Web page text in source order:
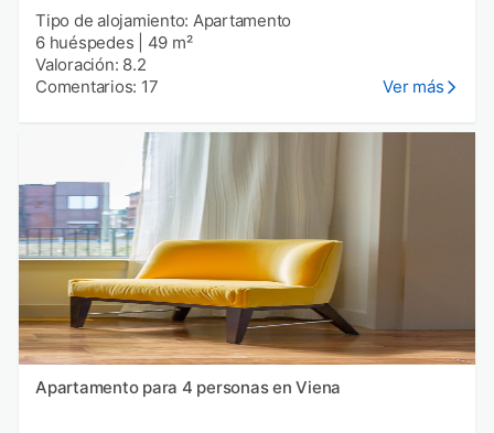
Tipo de alojamiento: Apartamento
6 huéspedes
49 m²
Valoración: 8.2
Comentarios: 17
Ver más
Apartamento para 4 personas en Viena